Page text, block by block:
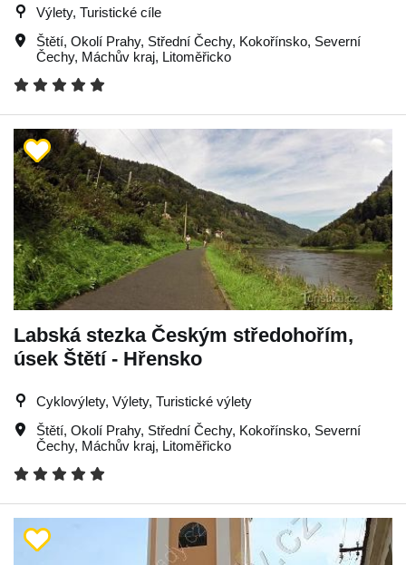
Výlety, Turistické cíle
Štětí, Okolí Prahy, Střední Čechy, Kokořínsko, Severní
Čechy, Máchův kraj, Litoměřicko
Labská stezka Českým středohořím,
úsek Štětí - Hřensko
Cyklovýlety, Výlety, Turistické výlety
Štětí, Okolí Prahy, Střední Čechy, Kokořínsko, Severní
Čechy, Máchův kraj, Litoměřicko